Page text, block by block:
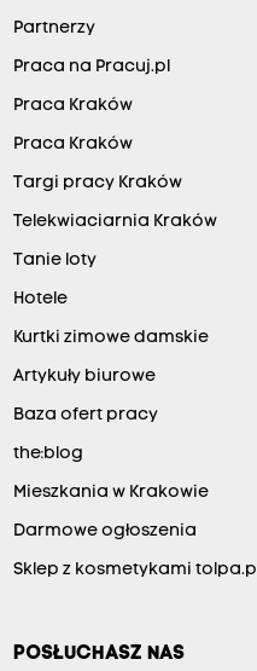
Partnerzy
Praca na Pracuj.pl
Praca Kraków
Praca Kraków
Targi pracy Kraków
Telekwiaciarnia Kraków
Tanie loty
Hotele
Kurtki zimowe damskie
Artykuły biurowe
Baza ofert pracy
the:blog
Mieszkania w Krakowie
Darmowe ogłoszenia
Sklep z kosmetykami tolpa.pl
POSŁUCHASZ NAS